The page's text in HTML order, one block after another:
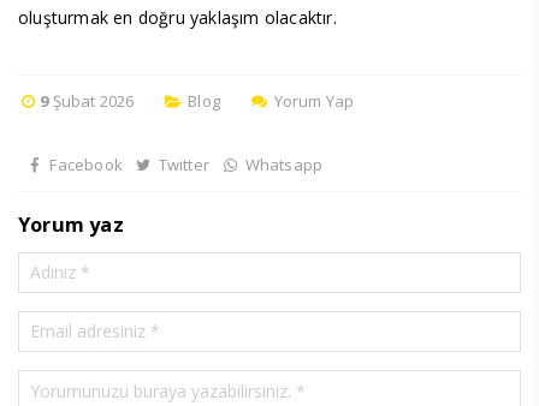
oluşturmak en doğru yaklaşım olacaktır.
9Şubat 2026 Blog Yorum Yap
Facebook Twitter Whatsapp
Yorum yaz